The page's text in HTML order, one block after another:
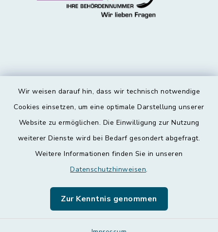
Wir weisen darauf hin, dass wir technisch notwendige
Cookies einsetzen, um eine optimale Darstellung unserer
Website zu ermöglichen. Die Einwilligung zur Nutzung
weiterer Dienste wird bei Bedarf gesondert abgefragt.
Weitere Informationen finden Sie in unseren
Datenschutzhinweisen.
Zur Kenntnis genommen
Kontakt
Datenschutz
Leichte Sprache